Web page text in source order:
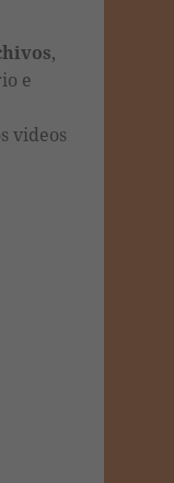
,
e
videos